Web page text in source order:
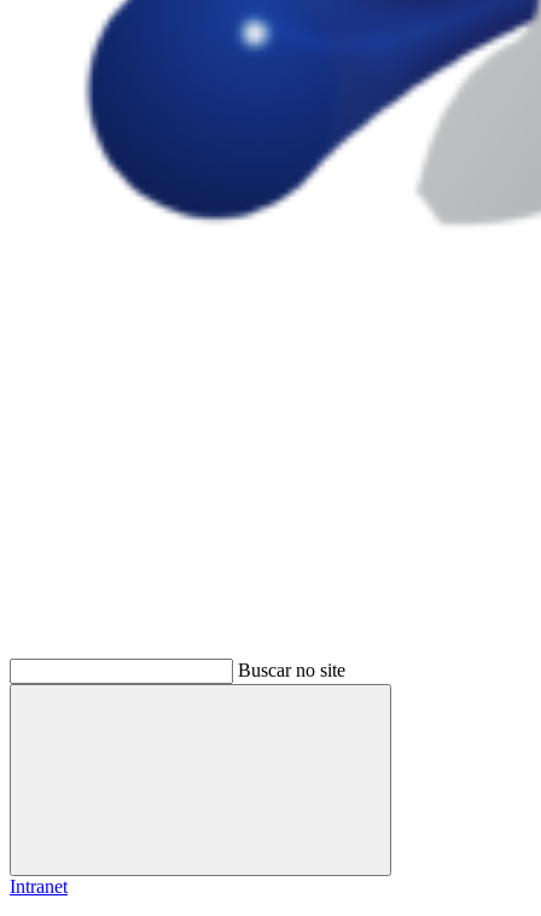
Buscar no site
Buscar
Intranet